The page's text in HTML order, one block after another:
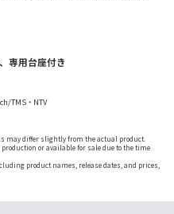
専用台座付き
TMS・NTV
may differ slightly from the actual product.
or available for sale due to the time
product names, release dates, and prices,